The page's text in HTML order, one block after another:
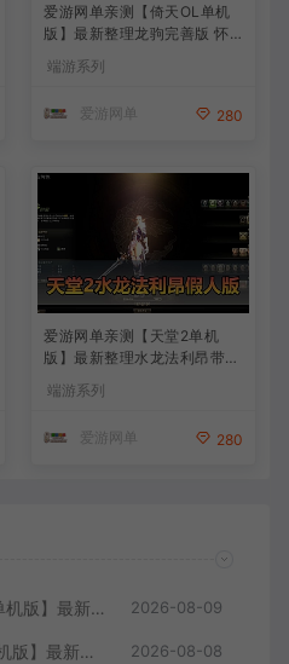
爱游网单亲测【倚天OL单机
版】最新整理龙驹完善版 怀
发物品装备 虚拟机一键端 视
端游系列
爱游网单 280
爱游网单亲测【天堂2单机
版】最新整理水龙法利昂带假
人商业端制作单机 内置多功
能GM控制台 可发物品装备
端游系列
爱游网单 280
爱游网单亲测【天之炼狱单机版】最新整理怀旧无双炼狱端 带GM工具注册 GM权限命令发道具 视频安装教学 虚拟机一键端 2026-08-09
爱游网单亲测【倚天OL单机版】最新整理龙驹完善版 怀旧武侠网游单机 带GM工具可发物品装备 虚拟机一键端 视频安装教学 2026-08-08